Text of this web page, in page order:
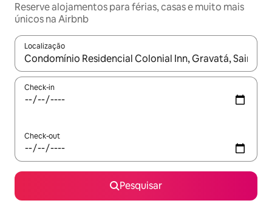
Reserve alojamentos para férias, casas e muito mais
únicos na Airbnb
Localização
Quando os resultados estiverem disponíveis, navegue com
Check-in
Check-out
Pesquisar